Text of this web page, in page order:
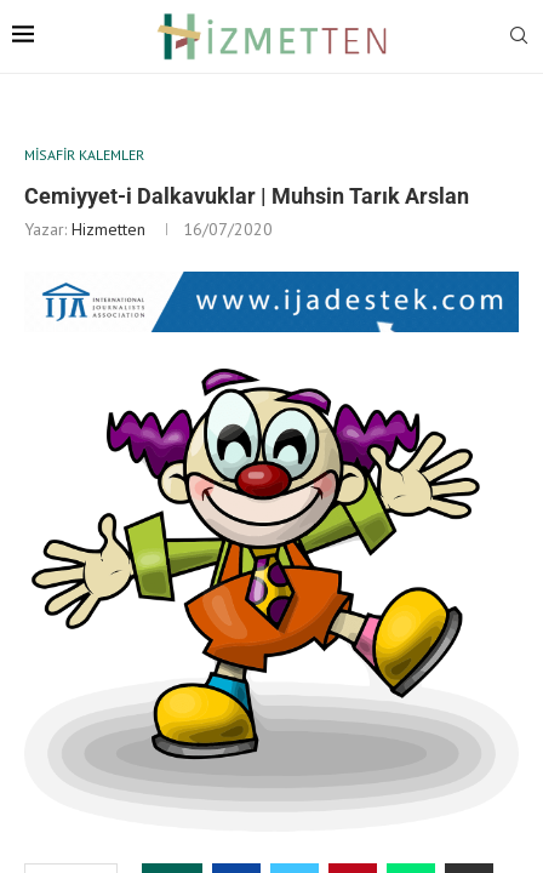
MISAFIR KALEMLER
Cemiyyet-i Dalkavuklar | Muhsin Tarık Arslan
Yazar: Hizmetten 16/07/2020